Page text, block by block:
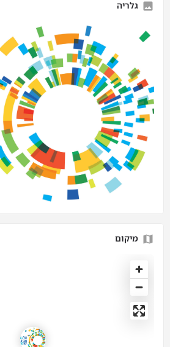
גלריה
מיקום